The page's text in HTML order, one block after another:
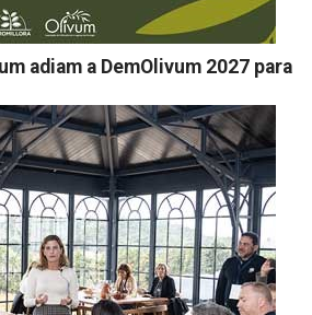
adiam a DemOlivum 2027 para